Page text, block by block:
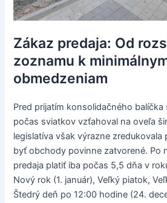
Zákaz predaja: Od
zoznamu k
obmedzeniam
Pred prijatím konsolidačného balíčka
počas sviatkov vzťahoval na oveľa
legislatíva však výrazne zredukovala
byť obchody povinne zatvorené. Po
predaja platiť iba počas 5,5 dňa v
Nový rok (1. január), Veľký piatok,
Štedrý deň po 12:00 hodine (24.